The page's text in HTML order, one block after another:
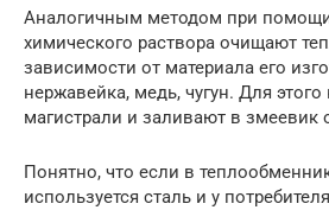
Аналогичным методом при
химического раствора очищают
зависимости от материала его
нержавейка, медь, чугун. Для
магистрали и заливают в змеевик
Понятно, что если в
используется сталь и у